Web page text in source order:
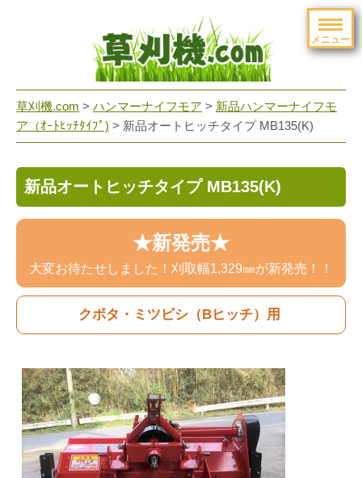
メニュー
草刈機.com > ハンマーナイフモア > 新品ハンマーナイフモ
ア（ｵｰﾄﾋｯﾁﾀｲﾌﾟ) > 新品オートヒッチタイプ MB135(K)
新品オートヒッチタイプ MB135(K)
★新発売★
大変お待たせしました！刈取幅1,329㎜が新発売！！
クボタ・ミツビシ（Bヒッチ）用